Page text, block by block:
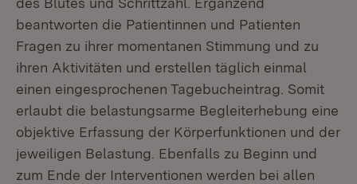
beantworten die Patientinnen und Patienten
Fragen zu ihrer momentanen Stimmung und zu
ihren Aktivitäten und erstellen täglich einmal
einen eingesprochenen Tagebucheintrag. Somit
erlaubt die belastungsarme Begleiterhebung eine
objektive Erfassung der Körperfunktionen und der
jeweiligen Belastung. Ebenfalls zu Beginn und
zum Ende der Interventionen werden bei allen